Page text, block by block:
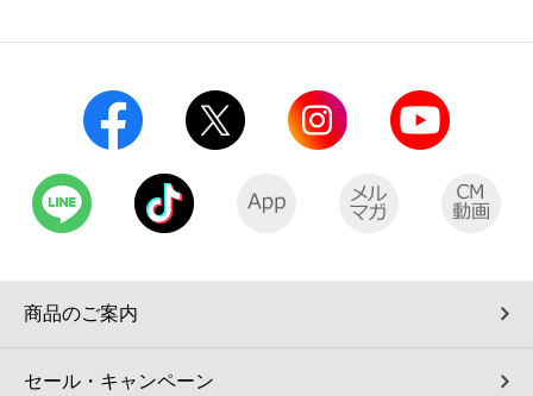
商品のご案内
セール・キャンペーン